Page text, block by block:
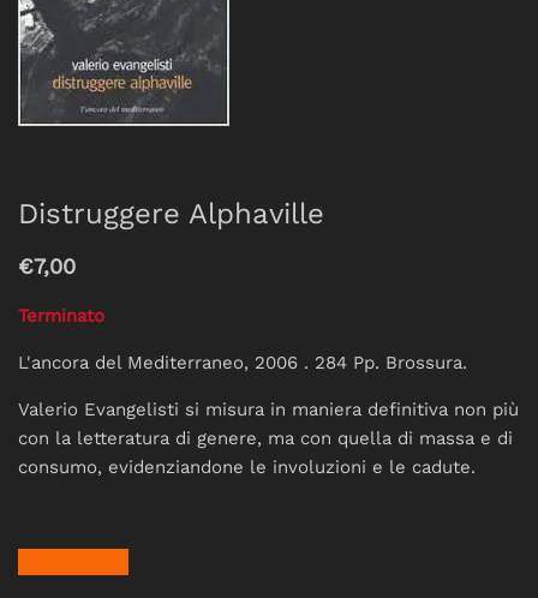
Distruggere Alphaville
€7,00
Terminato
L'ancora del Mediterraneo, 2006 . 284 Pp. Brossura.
Valerio Evangelisti si misura in maniera definitiva non più
con la letteratura di genere, ma con quella di massa e di
consumo, evidenziandone le involuzioni e le cadute.